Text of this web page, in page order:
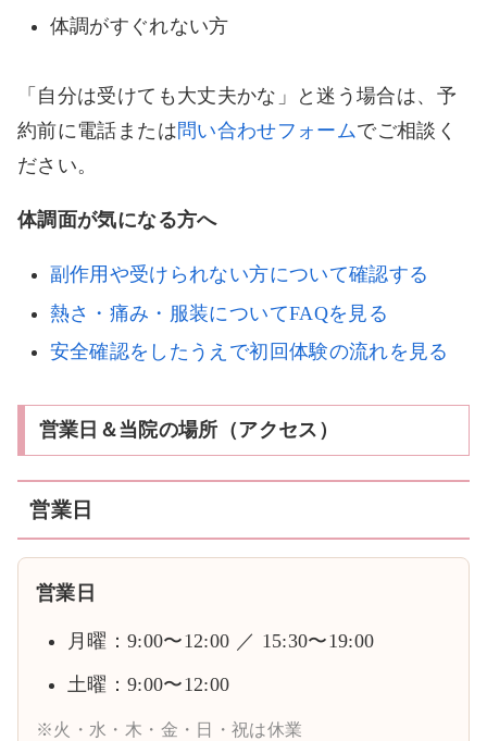
体調がすぐれない方
「自分は受けても大丈夫かな」と迷う場合は、予
約前に電話または問い合わせフォームでご相談く
ださい。
体調面が気になる方へ
副作用や受けられない方について確認する
熱さ・痛み・服装についてFAQを見る
安全確認をしたうえで初回体験の流れを見る
営業日＆当院の場所（アクセス）
営業日
営業日
月曜：9:00〜12:00 ／ 15:30〜19:00
土曜：9:00〜12:00
※火・水・木・金・日・祝は休業